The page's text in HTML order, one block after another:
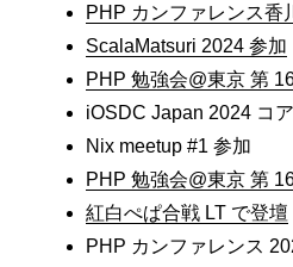
PHP カンファレンス香
ScalaMatsuri 2024 参加
PHP 勉強会@東京 第
iOSDC Japan 2024 コ
Nix meetup #1 参加
PHP 勉強会@東京 第
紅白ぺぱ合戦 LT で登壇
PHP カンファレンス